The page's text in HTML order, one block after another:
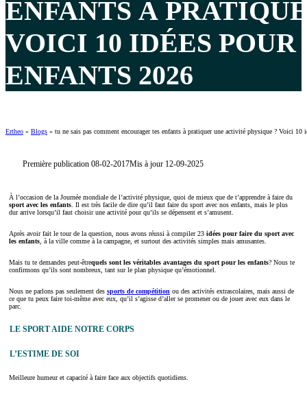
ENFANTS À
VOICI 10 IDÉES POUR
ENFANTS 2026
Ertheo » Blogs » tu ne sais pas comment encourager tes enfants à pratiquer une activité physique ? Voici 10
Première publication 08-02-2017Mis à jour 12-09-2025
À l’occasion de la Journée mondiale de l’activité physique, quoi de mieux que de t’apprendre à faire du
sport avec les enfants . Il est très facile de dire qu’il faut faire du sport avec nos enfants, mais le plus
dur arrive lorsqu’il faut choisir une activité pour qu’ils se dépensent et s’amusent.
Après avoir fait le tour de la question, nous avons réussi à compiler 23 idées pour faire du sport avec
les enfants , à la ville comme à la campagne, et surtout des activités simples mais amusantes.
Mais tu te demandes peut-êtrequels sont les véritables avantages du sport pour les enfants? Nous te
confirmons qu’ils sont nombreux, tant sur le plan physique qu’émotionnel.
Nous ne parlons pas seulement des sports de compétition ou des activités extrascolaires, mais aussi de
ce que tu peux faire toi-même avec eux, qu’il s’agisse d’aller se promener ou de jouer avec eux dans le
parc.
LE SPORT AIDE NOTRE CORPS
L’ESTIME DE SOI
Meilleure humeur et capacité à faire face aux objectifs quotidiens.